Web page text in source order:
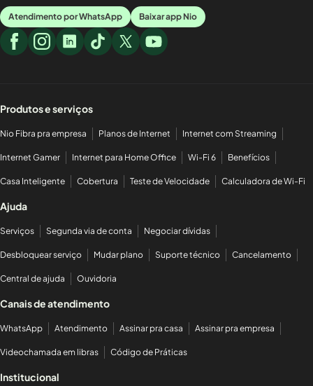
Atendimento por WhatsApp Baixar app Nio
Produtos e serviços
Nio Fibra pra empresa Planos de Internet Internet com Streaming
Internet Gamer Internet para Home Office Wi-Fi 6 Benefícios
Casa Inteligente Cobertura Teste de Velocidade Calculadora de Wi-Fi
Ajuda
Serviços Segunda via de conta Negociar dívidas
Desbloquear serviço Mudar plano Suporte técnico Cancelamento
Central de ajuda Ouvidoria
Canais de atendimento
WhatsApp Atendimento Assinar pra casa Assinar pra empresa
Videochamada em libras Código de Práticas
Institucional